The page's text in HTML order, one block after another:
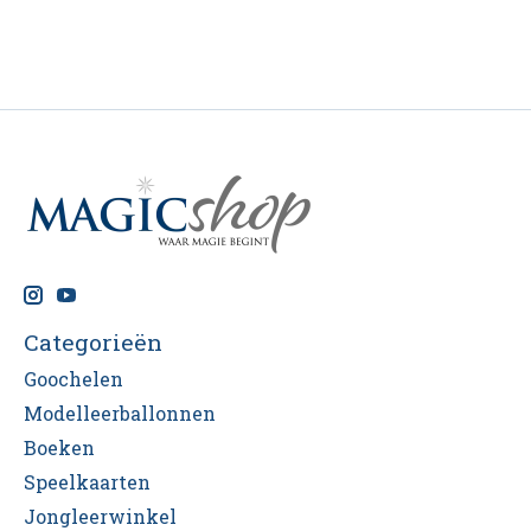
Categorieën
Goochelen
Modelleerballonnen
Boeken
Speelkaarten
Jongleerwinkel